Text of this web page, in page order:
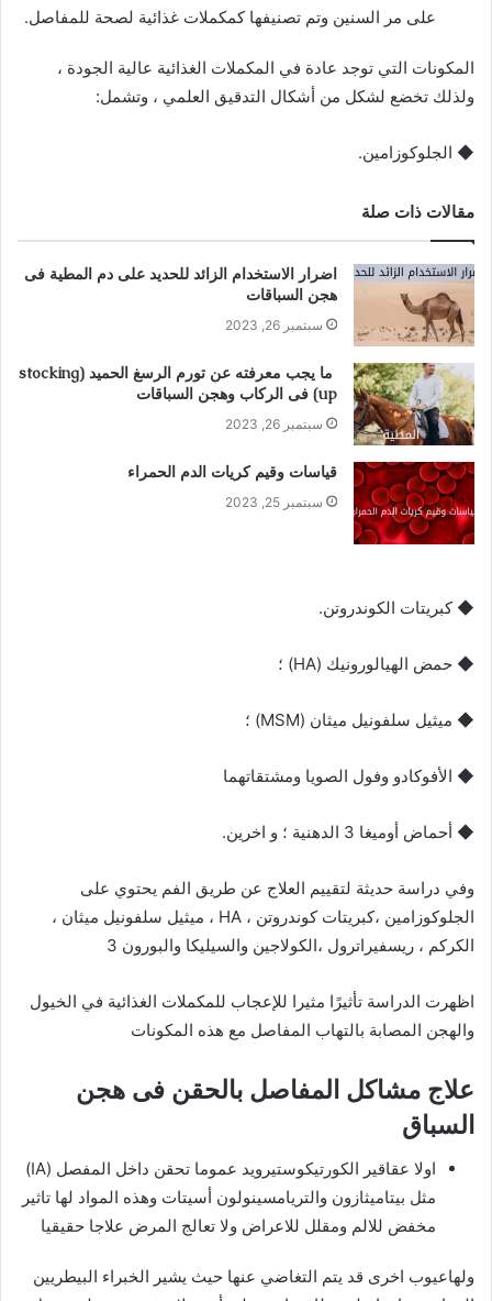
على مر السنين وتم تصنيفها كمكملات غذائية لصحة للمفاصل.
المكونات التي توجد عادة في المكملات الغذائية عالية الجودة ،
ولذلك تخضع لشكل من أشكال التدقيق العلمي ، وتشمل:
◆ الجلوكوزامين.
مقالات ذات صلة
اضرار الاستخدام الزائد للحديد على دم المطية فى
هجن السباقات
سبتمبر 26, 2023
ما يجب معرفته عن تورم الرسغ الحميد (stocking
up) فى الركاب وهجن السباقات
سبتمبر 26, 2023
قياسات وقيم كريات الدم الحمراء
سبتمبر 25, 2023
◆ كبريتات الكوندروتن.
◆ حمض الهيالورونيك (HA) ؛
◆ ميثيل سلفونيل ميثان (MSM) ؛
◆ الأفوكادو وفول الصويا ومشتقاتهما
◆ أحماض أوميغا الدهنية ؛ و اخرين.
وفي دراسة حديثة لتقييم العلاج عن طريق الفم يحتوي على
الجلوكوزامين ،كبريتات كوندروتن ، HA ، ميثيل سلفونيل ميثان ،
الكركم ، ريسفيراترول ،الكولاجين والسيليكا والبورون 3
اظهرت الدراسة تأثيرًا مثيرا للإعجاب للمكملات الغذائية في الخيول
والهجن المصابة بالتهاب المفاصل مع هذه المكونات
علاج مشاكل المفاصل بالحقن فى هجن
السباق
اولا عقاقير الكورتيكوستيرويد عموما تحقن داخل المفصل (IA)
مثل بيتاميثازون والتريامسينولون أسيتات وهذه المواد لها تاثير
مخفض للالم ومقلل للاعراض ولا تعالج المرض علاجا حقيقيا
ولهاعيوب اخرى قد يتم التغاضي عنها حيث يشير الخبراء البيطريين